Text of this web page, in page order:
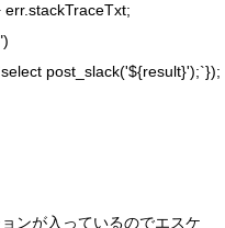
err.stackTraceTxt;
post_slack('${result}');`});
ンが入っているのでエスケ